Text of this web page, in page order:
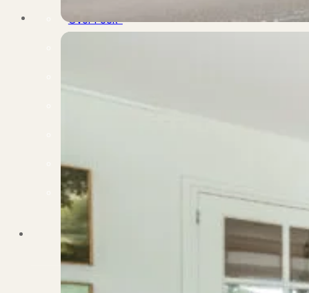
Over PUUR*
Wie zijn wij?
Onze vestigingen
Partners
Maak gebruik van ons netwerk
Verenigingen
PUUR* is aangesloten bij...